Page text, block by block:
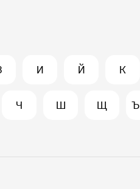
И Й К
Ч Ш Щ Ъ